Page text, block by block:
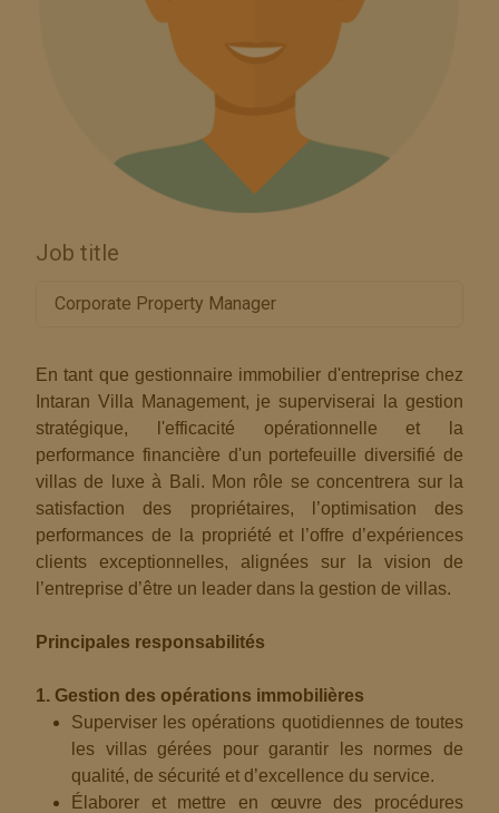
Job title
Corporate Property Manager
En tant que gestionnaire immobilier d'entreprise chez
Intaran Villa Management, je superviserai la gestion
stratégique, l'efficacité opérationnelle et la
performance financière d'un portefeuille diversifié de
villas de luxe à Bali. Mon rôle se concentrera sur la
satisfaction des propriétaires, l’optimisation des
performances de la propriété et l’offre d’expériences
clients exceptionnelles, alignées sur la vision de
l’entreprise d’être un leader dans la gestion de villas.
Principales responsabilités
1. Gestion des opérations immobilières
Superviser les opérations quotidiennes de toutes
les villas gérées pour garantir les normes de
qualité, de sécurité et d’excellence du service.
Élaborer et mettre en œuvre des procédures